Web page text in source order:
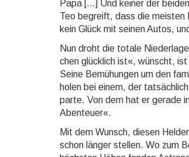
Papa [...] Und keiner der
Teo begreift, dass die
kein Glück mit seinen Autos,
Nun droht die totale
chen glück­lich ist«, wünscht,
Seine Be­mü­hun­gen um den
holen bei einem, der
parte. Von dem hat er gerade
Aben­teuer«.
Mit dem Wunsch, diesen
schon län­ger stel­len. Wo zum